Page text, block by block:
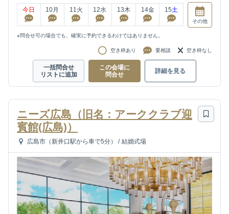
今日 10月 11火 12水 13木 14金 15土
その他
※問合せ可の場合でも、確実に予約できるわけではありません。
空き枠あり 要相談 空き枠なし
一括問合せ
リストに追加
この会場に
問合せ
詳細を見る
ニーズ広島（旧名：アーククラブ迎
賓館(広島)）
広島市（新井口駅から車で5分） / 結婚式場